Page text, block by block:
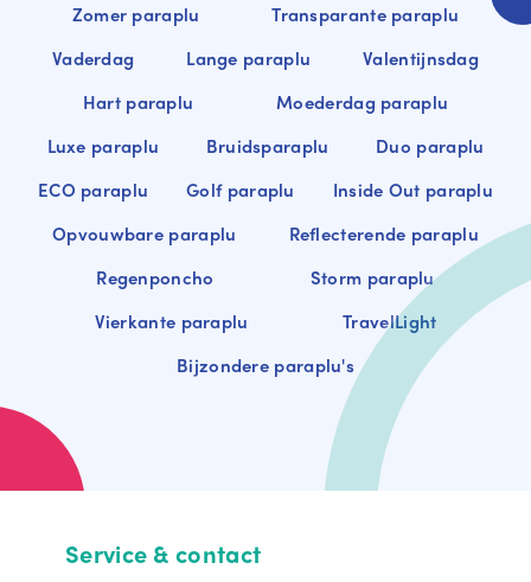
Zomer paraplu
Transparante paraplu
Vaderdag
Lange paraplu
Valentijnsdag
Hart paraplu
Moederdag paraplu
Luxe paraplu
Bruidsparaplu
Duo paraplu
ECO paraplu
Golf paraplu
Inside Out paraplu
Opvouwbare paraplu
Reflecterende paraplu
Regenponcho
Storm paraplu
Vierkante paraplu
TravelLight
Bijzondere paraplu's
Service & contact